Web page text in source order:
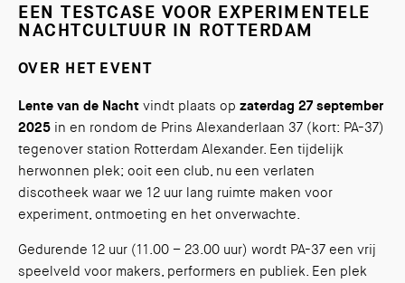
EEN TESTCASE VOOR EXPERIMENTELE
NACHTCULTUUR IN ROTTERDAM
OVER HET EVENT
Lente van de Nacht vindt plaats op zaterdag 27 september
2025 in en rondom de Prins Alexanderlaan 37 (kort: PA-37)
tegenover station Rotterdam Alexander. Een tijdelijk
herwonnen plek; ooit een club, nu een verlaten
discotheek waar we 12 uur lang ruimte maken voor
experiment, ontmoeting en het onverwachte.
Gedurende 12 uur (11.00 – 23.00 uur) wordt PA-37 een vrij
speelveld voor makers, performers en publiek. Een plek